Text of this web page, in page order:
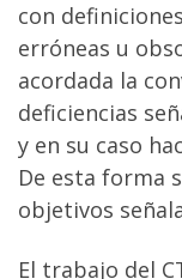
con
erróneas u
acordada la
deficiencias
y en su caso
De esta forma
objetivos
El trabajo del